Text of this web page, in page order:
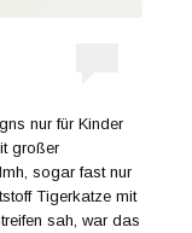
nur für Kinder
großer
sogar fast nur
Tigerkatze mit
sah, war das